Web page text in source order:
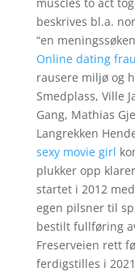
beskrives bl.a.
“en
Online dating
rausere miljø og
Smedplass, Ville
Gang, Mathias
Langrekken
sexy movie girl
plukker opp
startet i 2012
egen pilsner til
bestilt fullføring
Freserveien rett
ferdigstilles i